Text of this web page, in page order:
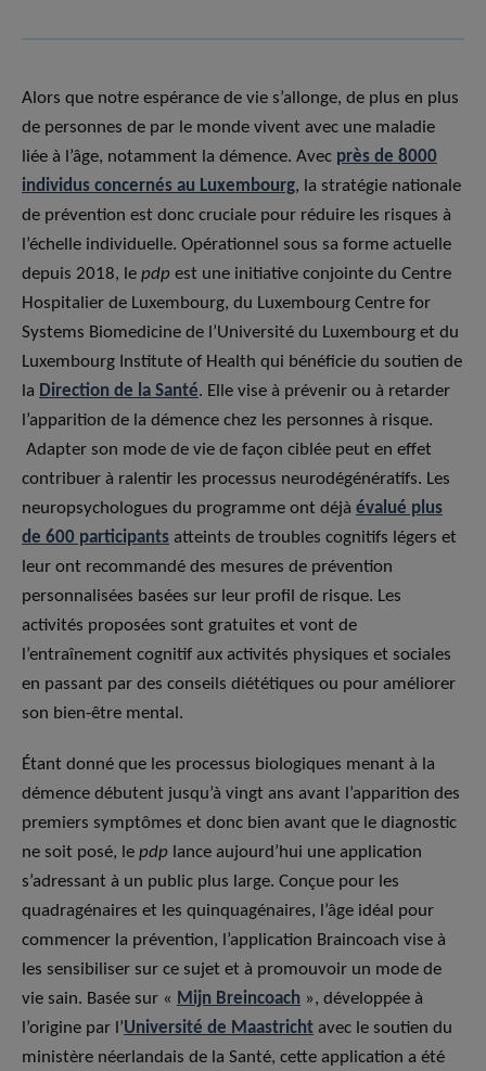
Alors que notre espérance de vie s’allonge, de plus en plus
de personnes de par le monde vivent avec une maladie
liée à l’âge, notamment la démence. Avec près de 8000
individus concernés au Luxembourg, la stratégie nationale
de prévention est donc cruciale pour réduire les risques à
l’échelle individuelle. Opérationnel sous sa forme actuelle
depuis 2018, le pdp est une initiative conjointe du Centre
Hospitalier de Luxembourg, du Luxembourg Centre for
Systems Biomedicine de l’Université du Luxembourg et du
Luxembourg Institute of Health qui bénéficie du soutien de
la Direction de la Santé. Elle vise à prévenir ou à retarder
l’apparition de la démence chez les personnes à risque.
Adapter son mode de vie de façon ciblée peut en effet
contribuer à ralentir les processus neurodégénératifs. Les
neuropsychologues du programme ont déjà évalué plus
de 600 participants atteints de troubles cognitifs légers et
leur ont recommandé des mesures de prévention
personnalisées basées sur leur profil de risque. Les
activités proposées sont gratuites et vont de
l’entraînement cognitif aux activités physiques et sociales
en passant par des conseils diététiques ou pour améliorer
son bien-être mental.
Étant donné que les processus biologiques menant à la
démence débutent jusqu’à vingt ans avant l’apparition des
premiers symptômes et donc bien avant que le diagnostic
ne soit posé, le pdp lance aujourd’hui une application
s’adressant à un public plus large. Conçue pour les
quadragénaires et les quinquagénaires, l’âge idéal pour
commencer la prévention, l’application Braincoach vise à
les sensibiliser sur ce sujet et à promouvoir un mode de
vie sain. Basée sur « Mijn Breincoach », développée à
l’origine par l’Université de Maastricht avec le soutien du
ministère néerlandais de la Santé, cette application a été